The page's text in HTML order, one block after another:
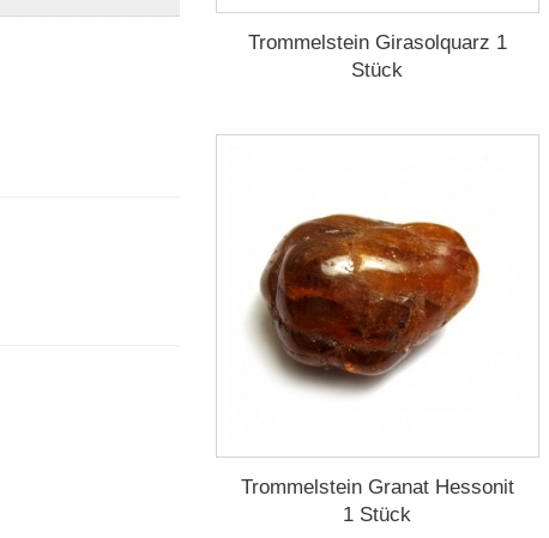
Trommelstein Girasolquarz 1
Stück
Trommelstein Granat Hessonit
1 Stück